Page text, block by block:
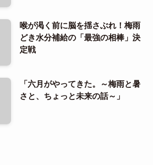
喉が渇く前に脳を揺さぶれ！梅雨
どき水分補給の「最強の相棒」決
定戦
「六月がやってきた。～梅雨と暑
さと、ちょっと未来の話～」